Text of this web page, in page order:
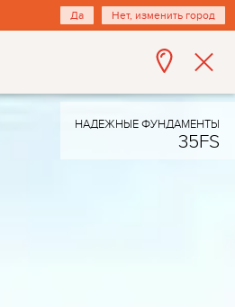
Да Нет, изменить город
НАДЕЖНЫЕ ФУНДАМЕНТЫ
35FS